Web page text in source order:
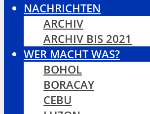
NACHRICHTEN
ARCHIV
ARCHIV BIS 2021
WER MACHT WAS?
BOHOL
BORACAY
CEBU